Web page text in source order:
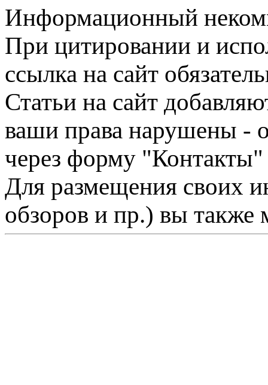
Информационный
При цитировании и
ссылка на сайт
Статьи на сайт
ваши права нарушены -
через форму "Контакты"
Для размещения своих
обзоров и пр.) вы также